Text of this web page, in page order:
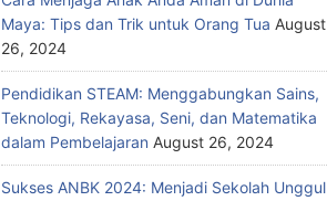
Maya: Tips dan Trik untuk Orang Tua August
26, 2024
Pendidikan STEAM: Menggabungkan Sains,
Teknologi, Rekayasa, Seni, dan Matematika
dalam Pembelajaran August 26, 2024
Sukses ANBK 2024: Menjadi Sekolah Unggul